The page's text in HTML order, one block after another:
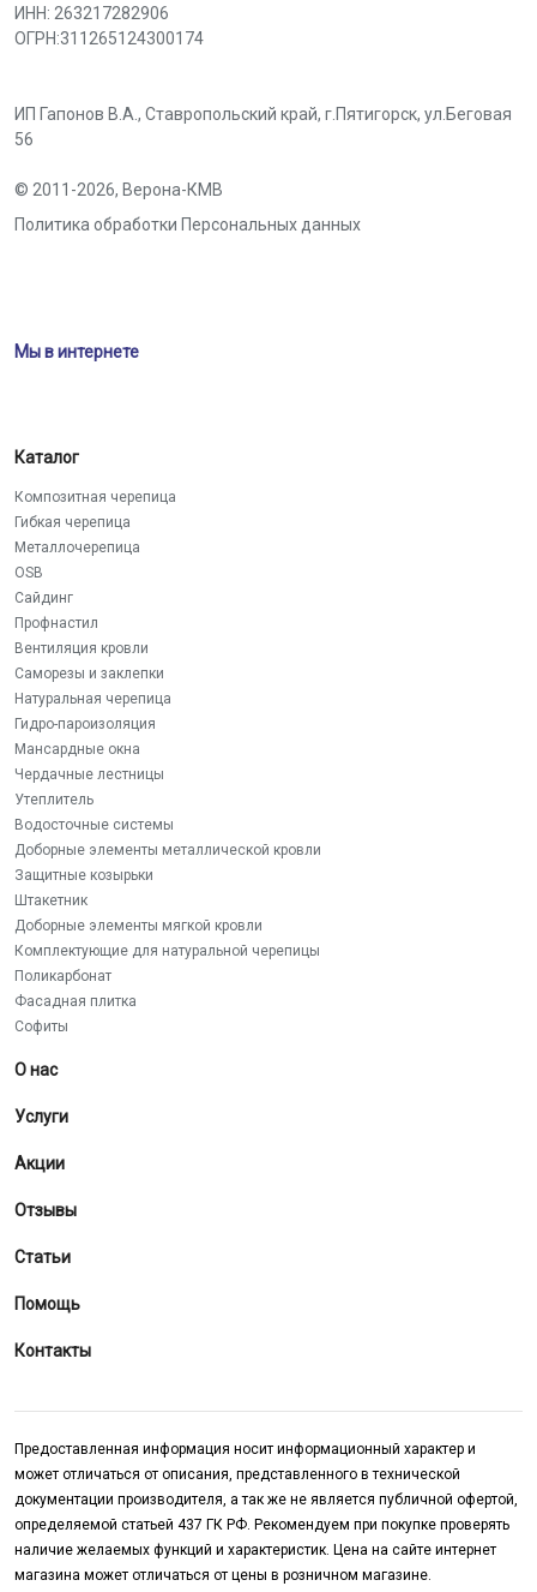
ИНН: 263217282906
ОГРН:311265124300174
ИП Гапонов В.А., Ставропольский край, г.Пятигорск, ул.Беговая
56
© 2011-2026, Верона-КМВ
Политика обработки Персональных данных
Мы в интернете
Каталог
Композитная черепица
Гибкая черепица
Металлочерепица
OSB
Сайдинг
Профнастил
Вентиляция кровли
Саморезы и заклепки
Натуральная черепица
Гидро-пароизоляция
Мансардные окна
Чердачные лестницы
Утеплитель
Водосточные системы
Доборные элементы металлической кровли
Защитные козырьки
Штакетник
Доборные элементы мягкой кровли
Комплектующие для натуральной черепицы
Поликарбонат
Фасадная плитка
Софиты
О нас
Услуги
Акции
Отзывы
Статьи
Помощь
Контакты
Предоставленная информация носит информационный характер и
может отличаться от описания, представленного в технической
документации производителя, а так же не является публичной офертой,
определяемой статьей 437 ГК РФ. Рекомендуем при покупке проверять
наличие желаемых функций и характеристик. Цена на сайте интернет
магазина может отличаться от цены в розничном магазине.